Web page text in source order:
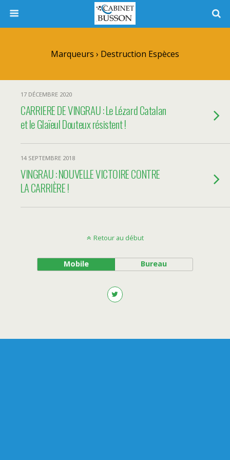
Marqueurs › Destruction Espèces
17 DÉCEMBRE 2020
CARRIERE DE VINGRAU : Le Lézard Catalan
et le Glaïeul Douteux résistent !
14 SEPTEMBRE 2018
VINGRAU : NOUVELLE VICTOIRE CONTRE
LA CARRIÈRE !
Retour au début
Mobile Bureau